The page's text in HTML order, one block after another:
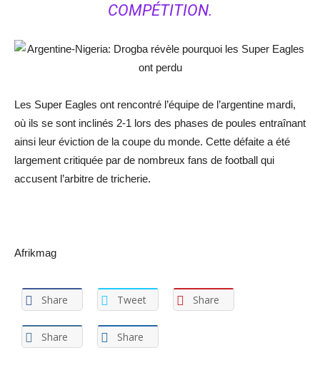
COMPÉTITION.
Les Super Eagles ont rencontré l’équipe de l’argentine mardi,
où ils se sont inclinés 2-1 lors des phases de poules entraînant
ainsi leur éviction de la coupe du monde. Cette défaite a été
largement critiquée par de nombreux fans de football qui
accusent l’arbitre de tricherie.
Afrikmag
Share Tweet Share
Share Share